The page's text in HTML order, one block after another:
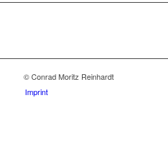
© Conrad Moritz Reinhardt
Imprint